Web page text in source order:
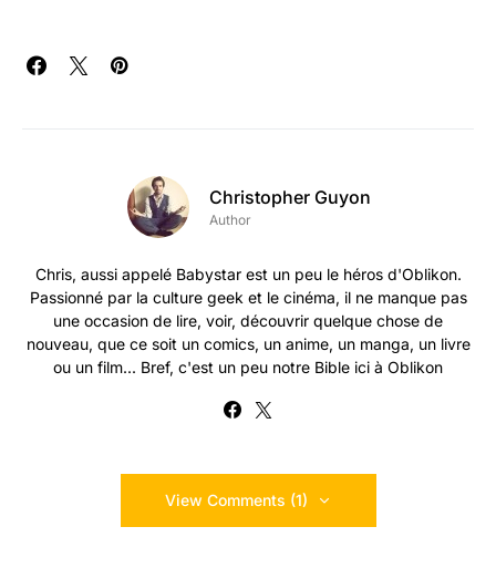
Christopher Guyon
Author
Chris, aussi appelé Babystar est un peu le héros d'Oblikon.
Passionné par la culture geek et le cinéma, il ne manque pas
une occasion de lire, voir, découvrir quelque chose de
nouveau, que ce soit un comics, un anime, un manga, un livre
ou un film... Bref, c'est un peu notre Bible ici à Oblikon
View Comments (1)